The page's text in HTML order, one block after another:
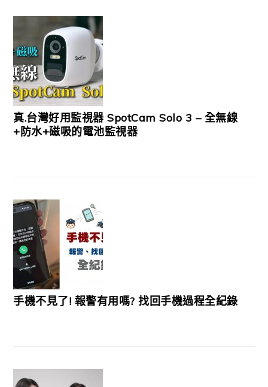
真.台灣好用監視器 SpotCam Solo 3 – 全無線
+防水+磁吸的電池監視器
手機不見了! 報警有用嗎? 找回手機過程全紀錄